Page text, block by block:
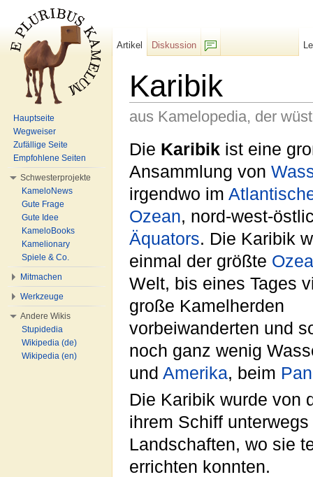
Karibik
aus Kamelopedia, der
Die Karibik ist eine
Ansammlung von
irgendwo im
Ozean, nord-west-
Äquators. Die Karibik
einmal der größte
Welt, bis eines Tages
große Kamelherden
vorbeiwanderten und
noch ganz wenig
und Amerika, beim
Die Karibik wurde von
ihrem Schiff
Landschaften, wo sie
errichten konnten.
Artikel
Diskussion
Hauptseite
Wegweiser
Zufällige Seite
Empfohlene Seiten
Schwesterprojekte
KameloNews
Gute Frage
Gute Idee
KameloBooks
Kamelionary
Spiele & Co.
Mitmachen
Werkzeuge
Andere Wikis
Stupidedia
Wikipedia (de)
Wikipedia (en)